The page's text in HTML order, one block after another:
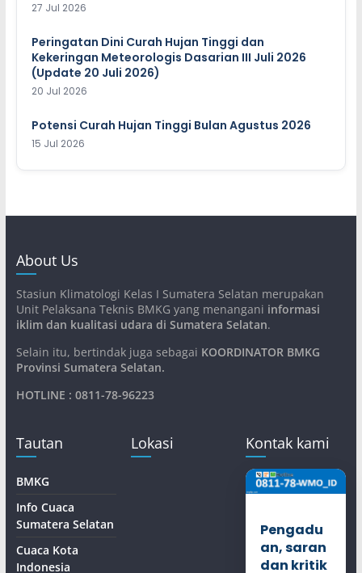
27 Jul 2026
Peringatan Dini Curah Hujan Tinggi dan
Kekeringan Meteorologis Dasarian III Juli 2026
(Update 20 Juli 2026)
20 Jul 2026
Potensi Curah Hujan Tinggi Bulan Agustus 2026
15 Jul 2026
About Us
Stasiun Klimatologi Kelas I Sumatera Selatan merupakan
Unit Pelaksana Teknis BMKG yang menangani informasi
iklim dan kualitasi udara di Sumatera Selatan.
Selain itu, bertindak juga sebagai KOORDINATOR BMKG
Provinsi Sumatera Selatan.
HOTLINE : 0811-78-96223
Tautan
BMKG
Info Cuaca
Sumatera Selatan
Cuaca Kota
Indonesia
Lokasi Kontak kami
Pengadu
an, saran
dan kritik